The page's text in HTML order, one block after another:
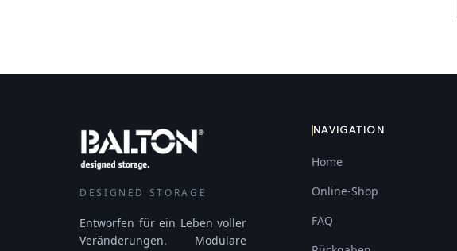
DESIGNED STORAGE
Entworfen für ein Leben voller
Veränderungen. Modulare
NAVIGATION
Home
Online-Shop
FAQ